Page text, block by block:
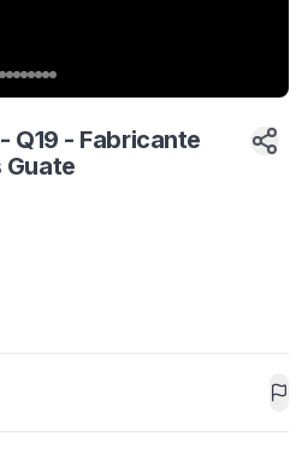
Q19 - Fabricante
Guate